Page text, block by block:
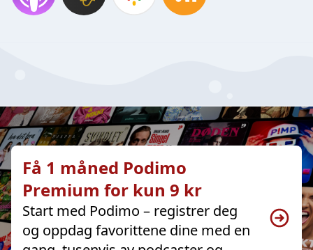
Få 1 måned Podimo
Premium for kun 9 kr
Start med Podimo – registrer deg
og oppdag favorittene dine med en